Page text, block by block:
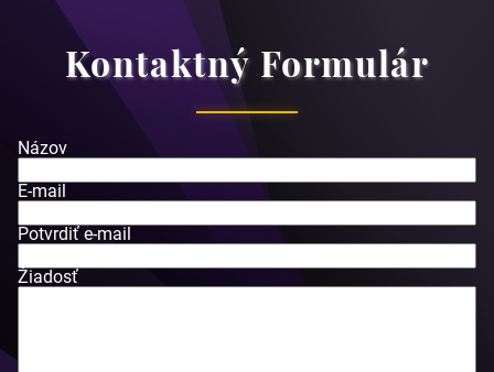
Kontaktný Formulár
Názov
E-mail
Potvrdiť e-mail
Žiadosť